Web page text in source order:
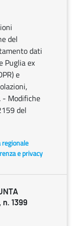
del
dati
Puglia ex
e
- Modifiche
del
regionale
e privacy
n. 1399